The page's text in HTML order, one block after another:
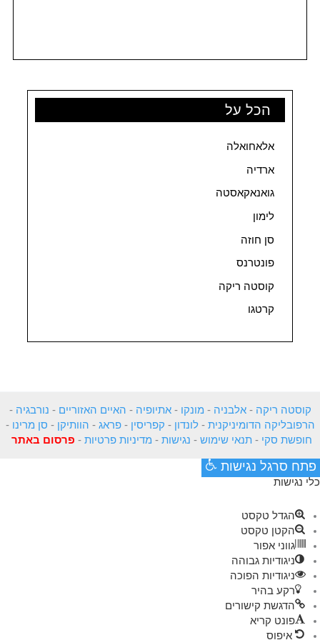
הכל על
אלאחואלה
ארדיה
גואנאקאסטה
לימון
סן חוזה
פונטרנס
קוסטה ריקה
קרטגו
קוסטה ריקה -אלבניה - מונקו -אתיופיה - האיים האזוריים - נורבגיה -
הרפובליקה הדומיניקנית -לונדון - קפריסין -פראג - הוותיקן - סן מרינו -
חופשת סקי -תנאי שימוש - נגישות - מדיניות פרטיות - פרסום באתר
פתח סרגל נגישות
כלי נגישות
הגדל טקסט
הקטן טקסט
גווני אפור
ניגודיות גבוהה
ניגודיות הפוכה
רקע בהיר
הדגשת קישורים
פונט קריא
איפוס